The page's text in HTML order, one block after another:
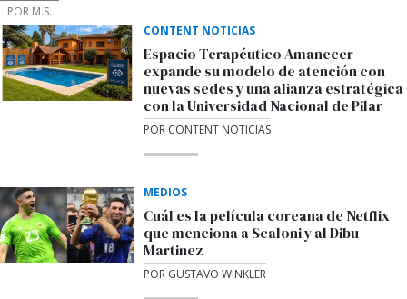
POR M.S.
CONTENT NOTICIAS
Espacio Terapéutico Amanecer
expande su modelo de atención con
nuevas sedes y una alianza estratégica
con la Universidad Nacional de Pilar
POR CONTENT NOTICIAS
MEDIOS
Cuál es la película coreana de Netflix
que menciona a Scaloni y al Dibu
Martinez
POR GUSTAVO WINKLER